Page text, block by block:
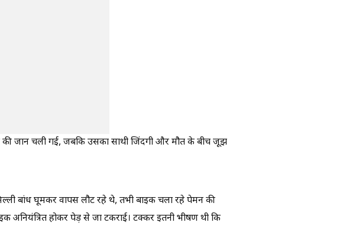
जान चली गई, जबकि उसका साथी जिंदगी और मौत के बीच जूझ
बांध घूमकर वापस लौट रहे थे, तभी बाइक चला रहे पेमन की
होकर पेड़ से जा टकराई। टक्कर इतनी भीषण थी कि